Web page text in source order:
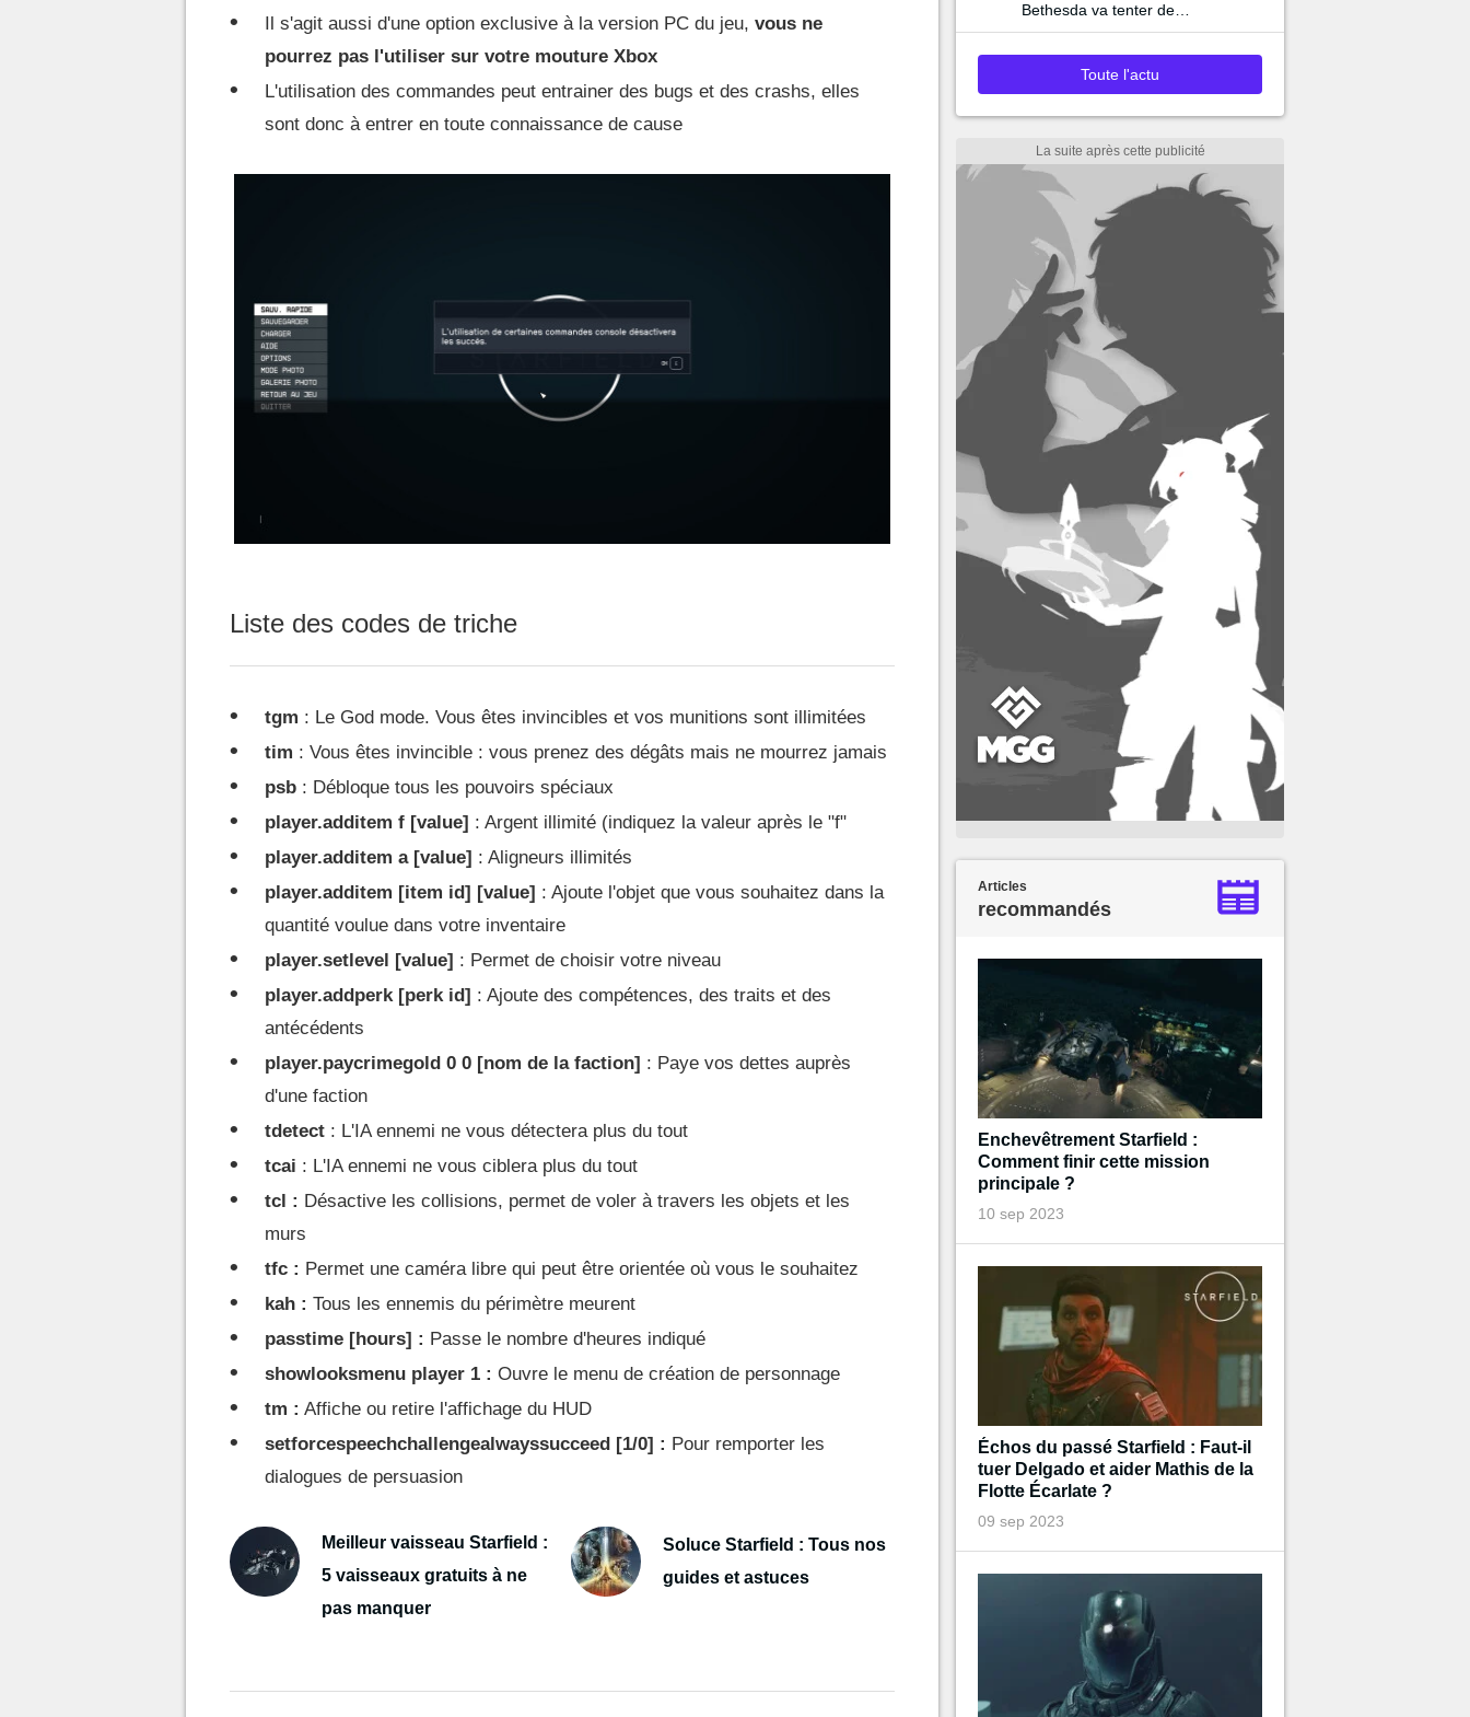
Il s'agit aussi d'une option exclusive à la version PC du jeu, vous ne
pourrez pas l'utiliser sur votre mouture Xbox
L'utilisation des commandes peut entrainer des bugs et des crashs, elles
sont donc à entrer en toute connaissance de cause
Liste des codes de triche
tgm : Le God mode. Vous êtes invincibles et vos munitions sont illimitées
tim : Vous êtes invincible : vous prenez des dégâts mais ne mourrez jamais
psb : Débloque tous les pouvoirs spéciaux
player.additem f [value] : Argent illimité (indiquez la valeur après le "f"
player.additem a [value] : Aligneurs illimités
player.additem [item id] [value] : Ajoute l'objet que vous souhaitez dans la
quantité voulue dans votre inventaire
player.setlevel [value] : Permet de choisir votre niveau
player.addperk [perk id] : Ajoute des compétences, des traits et des
antécédents
player.paycrimegold 0 0 [nom de la faction] : Paye vos dettes auprès
d'une faction
tdetect : L'IA ennemi ne vous détectera plus du tout
tcai : L'IA ennemi ne vous ciblera plus du tout
tcl : Désactive les collisions, permet de voler à travers les objets et les
murs
tfc : Permet une caméra libre qui peut être orientée où vous le souhaitez
kah : Tous les ennemis du périmètre meurent
passtime [hours] : Passe le nombre d'heures indiqué
showlooksmenu player 1 : Ouvre le menu de création de personnage
tm : Affiche ou retire l'affichage du HUD
setforcespeechchallengealwayssucceed [1/0] : Pour remporter les
dialogues de persuasion
Meilleur vaisseau Starfield :
5 vaisseaux gratuits à ne
pas manquer
Soluce Starfield : Tous nos
guides et astuces
Bethesda va tenter de
ressusciter Starfield !
Toute l'actu
Articles
recommandés
Enchevêtrement Starfield :
Comment finir cette mission
principale ?
10 sep 2023
Échos du passé Starfield : Faut-il
tuer Delgado et aider Mathis de la
Flotte Écarlate ?
09 sep 2023